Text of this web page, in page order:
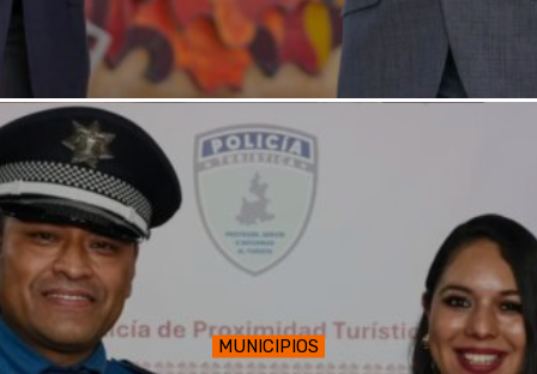
MUNICIPIOS